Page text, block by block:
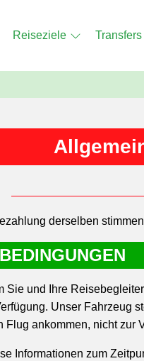
Reiseziele Transfers
derselben
und Ihre
Unser
ankommen, nicht zur
Informationen zum